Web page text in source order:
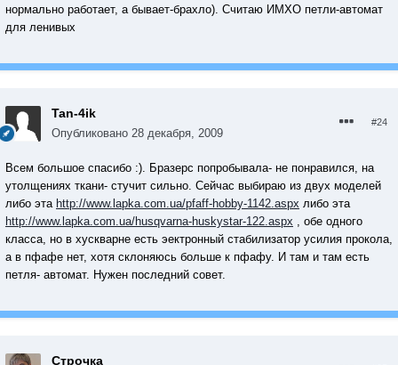
нормально работает, а бывает-брахло). Считаю ИМХО петли-автомат
для ленивых
Tan-4ik
Опубликовано 28 декабря, 2009
#24
Всем большое спасибо :). Бразерс попробывала- не понравился, на
утолщениях ткани- стучит сильно. Сейчас выбираю из двух моделей
либо эта http://www.lapka.com.ua/pfaff-hobby-1142.aspx либо эта
http://www.lapka.com.ua/husqvarna-huskystar-122.aspx , обе одного
класса, но в хускварне есть эектронный стабилизатор усилия прокола,
а в пфафе нет, хотя склоняюсь больше к пфафу. И там и там есть
петля- автомат. Нужен последний совет.
Строчка